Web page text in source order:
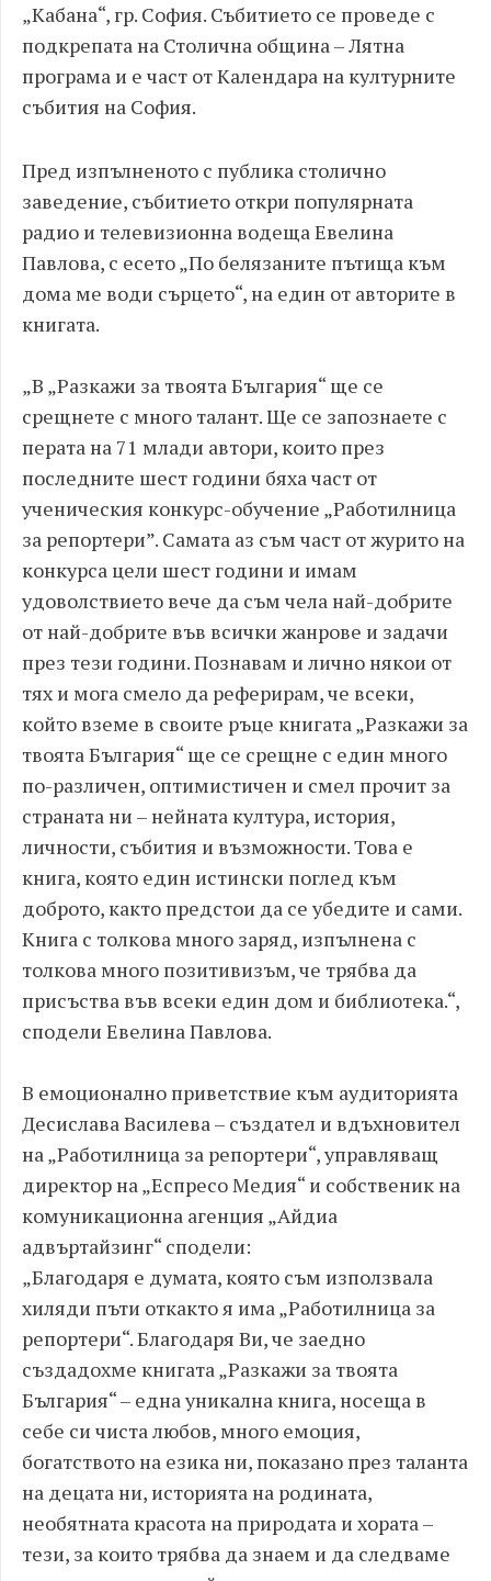
„Кабана“, гр. София. Събитието се проведе с
подкрепата на Столична община – Лятна
програма и е част от Календара на културните
събития на София.
Пред изпълненото с публика столично
заведение, събитието откри популярната
радио и телевизионна водеща Евелина
Павлова, с есето „По белязаните пътища към
дома ме води сърцето“, на един от авторите в
книгата.
„В „Разкажи за твоята България“ ще се
срещнете с много талант. Ще се запознаете с
перата на 71 млади автори, които през
последните шест години бяха част от
ученическия конкурс-обучение „Работилница
за репортери”. Самата аз съм част от журито на
конкурса цели шест години и имам
удоволствието вече да съм чела най-добрите
от най-добрите във всички жанрове и задачи
през тези години. Познавам и лично някои от
тях и мога смело да реферирам, че всеки,
който вземе в своите ръце книгата „Разкажи за
твоята България“ ще се срещне с един много
по-различен, оптимистичен и смел прочит за
страната ни – нейната култура, история,
личности, събития и възможности. Това е
книга, която един истински поглед към
доброто, както предстои да се убедите и сами.
Книга с толкова много заряд, изпълнена с
толкова много позитивизъм, че трябва да
присъства във всеки един дом и библиотека.“,
сподели Евелина Павлова.
В емоционално приветствие към аудиторията
Десислава Василева – създател и вдъхновител
на „Работилница за репортери“, управляващ
директор на „Еспресо Медия“ и собственик на
комуникационна агенция „Айдиа
адвъртайзинг“ сподели:
„Благодаря е думата, която съм използвала
хиляди пъти откакто я има „Работилница за
репортери“. Благодаря Ви, че заедно
създадохме книгата „Разкажи за твоята
България“ – една уникална книга, носеща в
себе си чиста любов, много емоция,
богатството на езика ни, показано през таланта
на децата ни, историята на родината,
необятната красота на природата и хората –
тези, за които трябва да знаем и да следваме